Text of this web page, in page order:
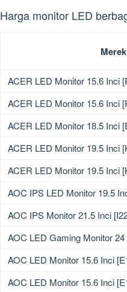
Harga monitor LED
ACER LED Monitor 15.6 Inci
ACER LED Monitor 15.6 Inci
ACER LED Monitor 18.5 Inci
ACER LED Monitor 19.5 Inci
ACER LED Monitor 19.5 Inci
AOC IPS LED Monitor 19.5
AOC IPS Monitor 21.5 Inci
AOC LED Gaming Monitor
AOC LED Monitor 15.6 Inci
AOC LED Monitor 15.6 Inci